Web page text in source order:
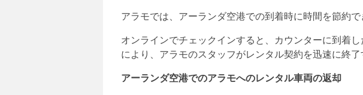
アラモでは、アーランダ空港での到着時に時間を節約
オンラインでチェックインすると、カウンターに到着
により、アラモのスタッフがレンタル契約を迅速に終了
アーランダ空港でのアラモへのレンタル車両の返却